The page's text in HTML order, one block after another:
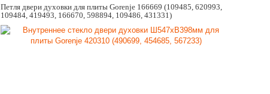
Петля двери духовки для плиты Gorenje 166669 (109485, 620993,
109484, 419493, 166670, 598894, 109486, 431331)